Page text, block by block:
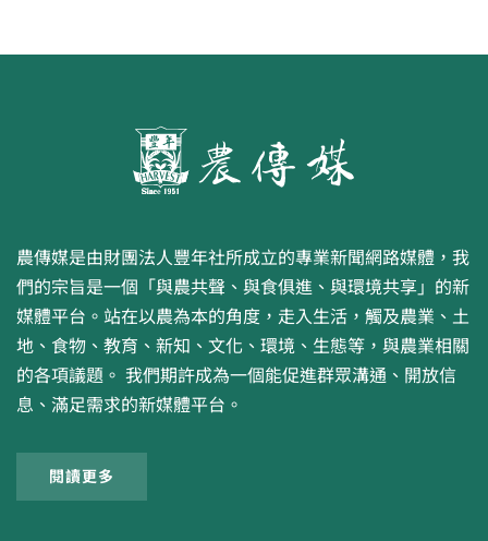
農傳媒是由財團法人豐年社所成立的專業新聞網路媒體，我
們的宗旨是一個「與農共聲、與食俱進、與環境共享」的新
媒體平台。站在以農為本的角度，走入生活，觸及農業、土
地、食物、教育、新知、文化、環境、生態等，與農業相關
的各項議題。 我們期許成為一個能促進群眾溝通、開放信
息、滿足需求的新媒體平台。
閱讀更多